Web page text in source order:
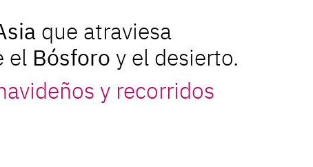
que atraviesa
el Bósforo y el desierto.
y recorridos